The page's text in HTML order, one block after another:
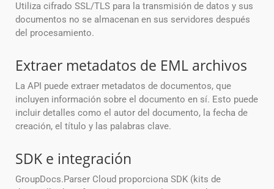
Utiliza cifrado SSL/TLS para la transmisión de datos y sus
documentos no se almacenan en sus servidores después
del procesamiento.
Extraer metadatos de EML archivos
La API puede extraer metadatos de documentos, que
incluyen información sobre el documento en sí. Esto puede
incluir detalles como el autor del documento, la fecha de
creación, el título y las palabras clave.
SDK e integración
GroupDocs.Parser Cloud proporciona SDK (kits de